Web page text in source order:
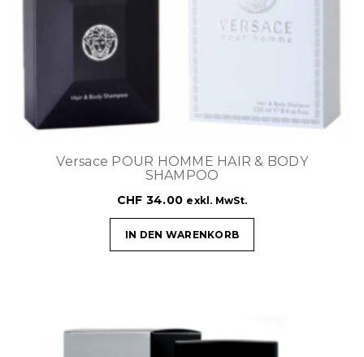
Versace POUR HOMME HAIR & BODY
SHAMPOO
CHF 34.00 exkl. MwSt.
IN DEN WARENKORB